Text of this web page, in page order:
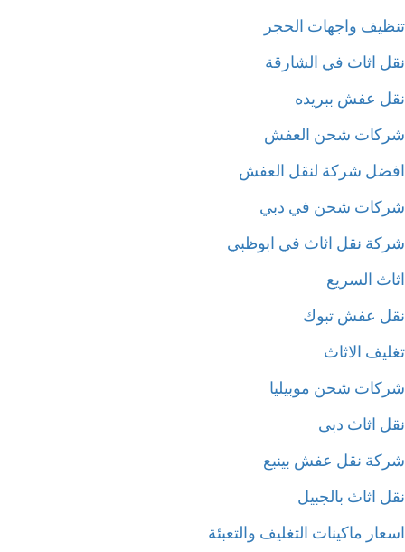
واجهات الحجر
اثاث في الشارقة
عفش ببريده
شحن العفش
شركة لنقل العفش
شحن في دبي
نقل اثاث في ابوظبي
السريع
عفش تبوك
الاثاث
شحن موبيليا
اثاث دبى
نقل عفش بينبع
اثاث بالجبيل
ماكينات التغليف والتعبئة